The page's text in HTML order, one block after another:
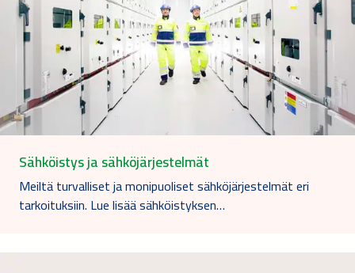
Sähköistys ja sähköjärjestelmät
Meiltä turvalliset ja monipuoliset sähköjärjestelmät eri
tarkoituksiin. Lue lisää sähköistyksen…